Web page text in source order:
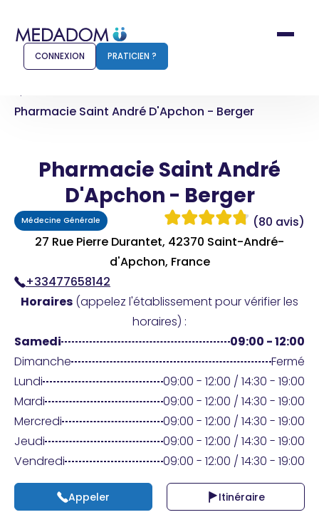
Comment ça marche ?
Pour les patients
Pharmacien
Praticien ?
CONNEXION PRATICIEN ?
Pharmacie Saint André D'Apchon - Berger
Pharmacie Saint André
D'Apchon - Berger
Médecine Générale
(80 avis)
27 Rue Pierre Durantet, 42370 Saint-André-
d'Apchon, France
+33477658142
Horaires (appelez l'établissement pour vérifier les
horaires) :
Samedi
09:00 - 12:00
Dimanche
Fermé
Lundi
09:00 - 12:00 / 14:30 - 19:00
Mardi
09:00 - 12:00 / 14:30 - 19:00
Mercredi
09:00 - 12:00 / 14:30 - 19:00
Jeudi
09:00 - 12:00 / 14:30 - 19:00
Vendredi
09:00 - 12:00 / 14:30 - 19:00
Appeler Itinéraire